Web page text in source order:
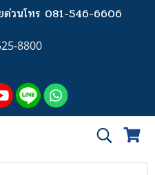
ด่วนโทร 081-546-6606
8800